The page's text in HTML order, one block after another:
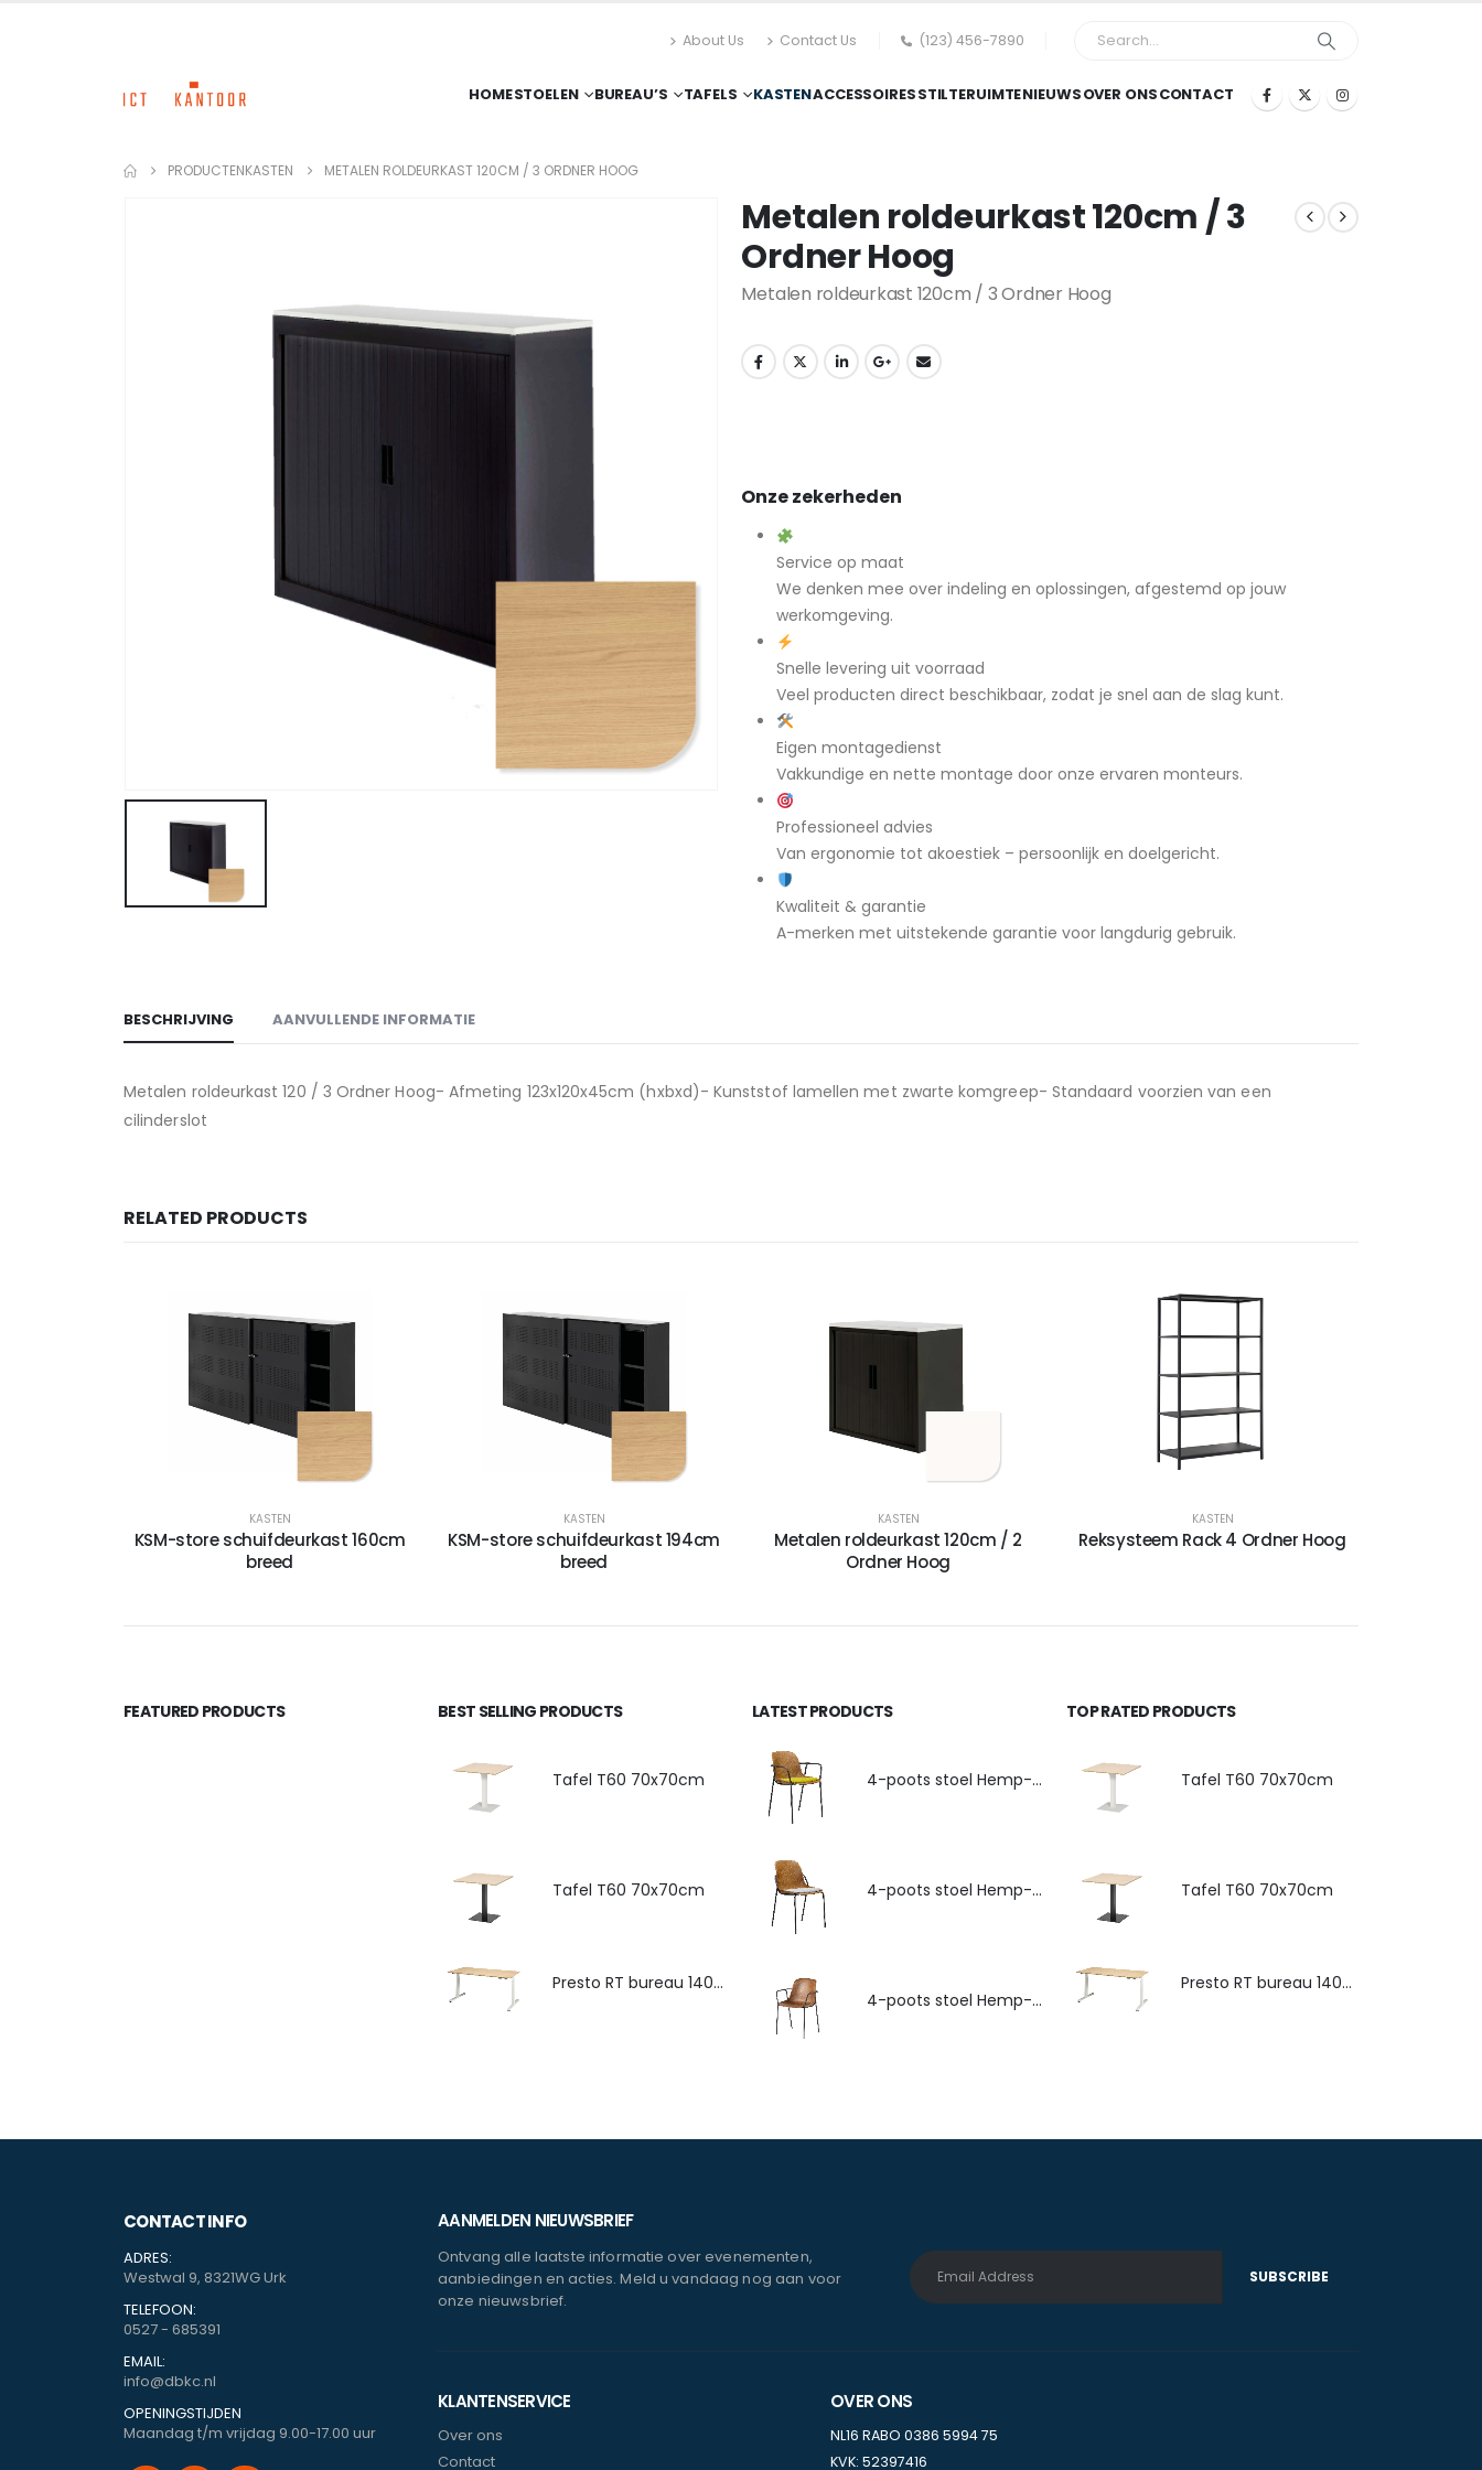
About Us Contact Us (123) 456-7890
HOMESTOELEN BUREAU’S TAFELS KASTENACCESSOIRESSTILTERUIMTENIEUWSOVER ONSCONTACT
PRODUCTENKASTEN METALEN ROLDEURKAST 120CM / 3 ORDNER HOOG
Metalen roldeurkast 120cm / 3
Ordner Hoog
Metalen roldeurkast 120cm / 3 Ordner Hoog
Onze zekerheden
Service op maat
We denken mee over indeling en oplossingen, afgestemd op jouw
werkomgeving.
Snelle levering uit voorraad
Veel producten direct beschikbaar, zodat je snel aan de slag kunt.
Eigen montagedienst
Vakkundige en nette montage door onze ervaren monteurs.
Professioneel advies
Van ergonomie tot akoestiek – persoonlijk en doelgericht.
Kwaliteit & garantie
A-merken met uitstekende garantie voor langdurig gebruik.
BESCHRIJVING AANVULLENDE INFORMATIE
Metalen roldeurkast 120 / 3 Ordner Hoog- Afmeting 123x120x45cm (hxbxd)- Kunststof lamellen met zwarte komgreep- Standaard voorzien van een
cilinderslot
RELATED PRODUCTS
KASTEN
KSM-store schuifdeurkast 160cm
breed
KASTEN
KSM-store schuifdeurkast 194cm
breed
KASTEN
Metalen roldeurkast 120cm / 2
Ordner Hoog
KASTEN
Reksysteem Rack 4 Ordner Hoog
FEATURED PRODUCTS BEST SELLING PRODUCTS
Tafel T60 70x70cm
Tafel T60 70x70cm
Presto RT bureau 140x80cm
LATEST PRODUCTS
4-poots stoel Hemp-Fine met armlegger
4-poots stoel Hemp-Fine met zitkussen
4-poots stoel Hemp-Fine met armlegger
TOP RATED PRODUCTS
Tafel T60 70x70cm
Tafel T60 70x70cm
Presto RT bureau 140x80cm
CONTACT INFO
ADRES:
Westwal 9, 8321WG Urk
TELEFOON:
0527 - 685391
EMAIL:
info@dbkc.nl
OPENINGSTIJDEN
Maandag t/m vrijdag 9.00-17.00 uur
AANMELDEN NIEUWSBRIEF
Ontvang alle laatste informatie over evenementen,
aanbiedingen en acties. Meld u vandaag nog aan voor
onze nieuwsbrief.
KLANTENSERVICE
Over ons
Contact
OVER ONS
NL16 RABO 0386 5994 75
KVK: 52397416